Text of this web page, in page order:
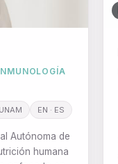
UNAM EN · ES
Autónoma de
humana